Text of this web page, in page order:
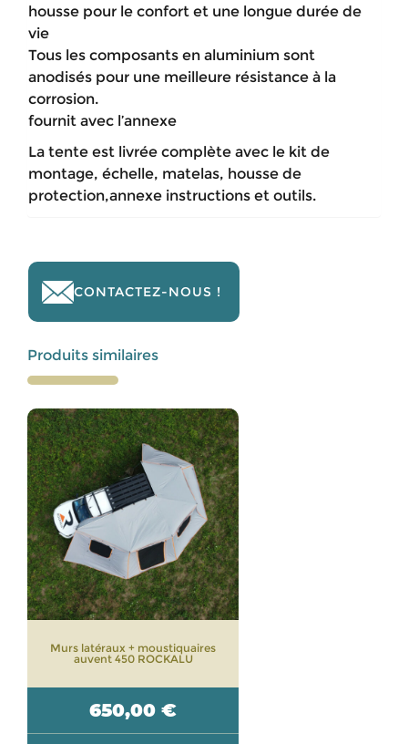
housse pour le confort et une longue durée de
vie
Tous les composants en aluminium sont
anodisés pour une meilleure résistance à la
corrosion.
fournit avec l’annexe
La tente est livrée complète avec le kit de
montage, échelle, matelas, housse de
protection,annexe instructions et outils.
CONTACTEZ-NOUS !
Produits similaires
Murs latéraux + moustiquaires
auvent 450 ROCKALU
650,00 €
Ce
produit
a
plusieurs
variations.
Les
options
peuvent
être
choisies